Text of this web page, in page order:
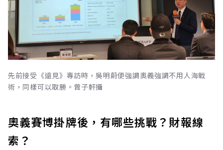
先前接受《遠見》專訪時，吳明蔚便強調奧義強調不用人海戰
術，同樣可以取勝。曾子軒攝
奧義賽博掛牌後，有哪些挑戰？財報線
索？